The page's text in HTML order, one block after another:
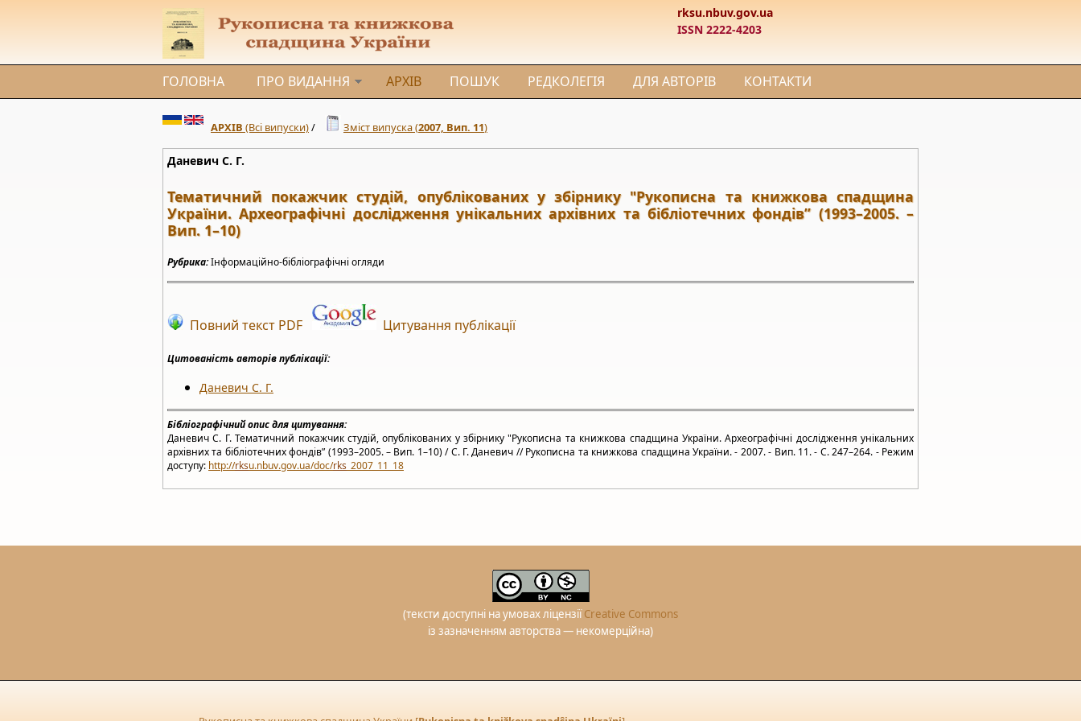
rksu.nbuv.gov.ua
ISSN 2222-4203
ГОЛОВНА ПРО ВИДАННЯ АРХІВ ПОШУК РЕДКОЛЕГІЯ ДЛЯ АВТОРІВ КОНТАКТИ
АРХІВ (Всі випуски)/ Зміст випуска (2007, Вип. 11)
Даневич С. Г.
Тематичний покажчик студій, опублікованих у збірнику "Рукописна та книжкова спадщина
України. Археографічні дослідження унікальних архівних та бібліотечних фондів” (1993–2005. –
Вип. 1–10)
Рубрика:Інформаційно-бібліографічні огляди
Повний текст PDF Цитування публікації
Цитованість авторів публікації:
Даневич С. Г.
Бібліографічний опис для цитування:
Даневич С. Г. Тематичний покажчик студій, опублікованих у збірнику "Рукописна та книжкова спадщина України. Археографічні дослідження унікальних
архівних та бібліотечних фондів” (1993–2005. – Вип. 1–10) / С. Г. Даневич // Рукописна та книжкова спадщина України. - 2007. - Вип. 11. - С. 247–264. - Режим
доступу: http://rksu.nbuv.gov.ua/doc/rks _2007_11_18
(тексти доступні на умовах ліцензіїCreative Commons
із зазначенням авторства — некомерційна)